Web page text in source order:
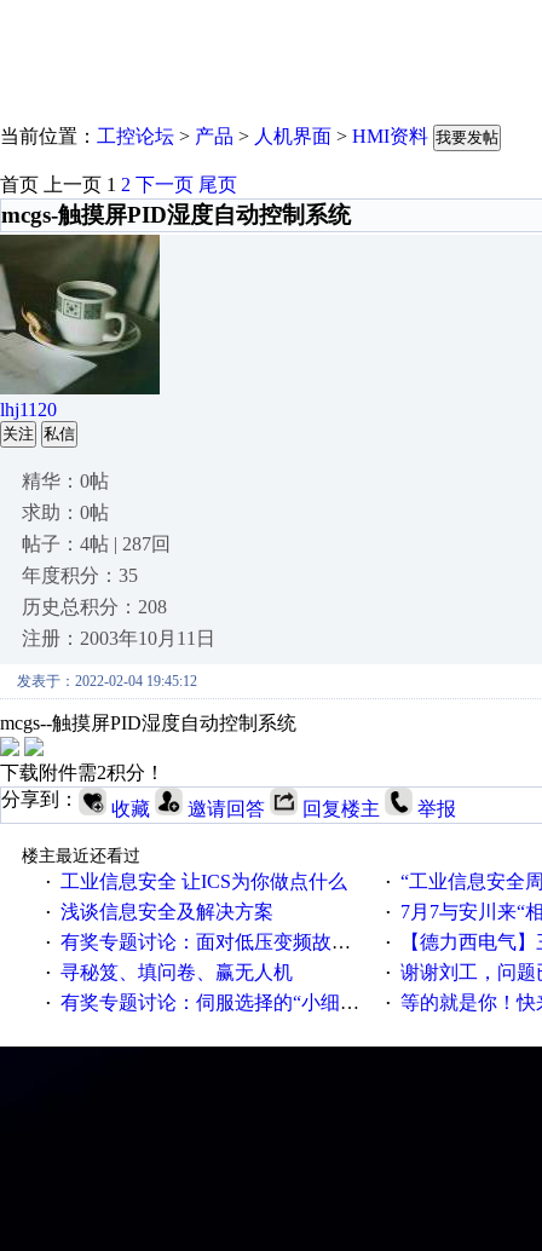
当前位置： 工控论坛 > 产品 > 人机界面 > HMI资料 我要发帖
首页 上一页 1 2 下一页 尾页
mcgs-触摸屏PID湿度自动控制系统
lhj1120
关注 私信
精华：0帖
求助：0帖
帖子：4帖 | 287回
年度积分：35
历史总积分：208
注册：2003年10月11日
发表于：2022-02-04 19:45:12
mcgs--触摸屏PID湿度自动控制系统
下载附件需2积分！
分享到：
收藏 邀请回答 回复楼主 举报
楼主最近还看过
·
工业信息安全 让ICS为你做点什么 · “工业信息安全周之我见”
· 浅谈信息安全及解决方案 · 7月7与安川来“
· 有奖专题讨论：面对低压变频故障，老手是这样解决的！ · 【德力西电气】三
· 寻秘笈、填问卷、赢无人机 · 谢谢刘工，问题
· 有奖专题讨论：伺服选择的“小细节大学问”奖励公告 · 等的就是你！快来